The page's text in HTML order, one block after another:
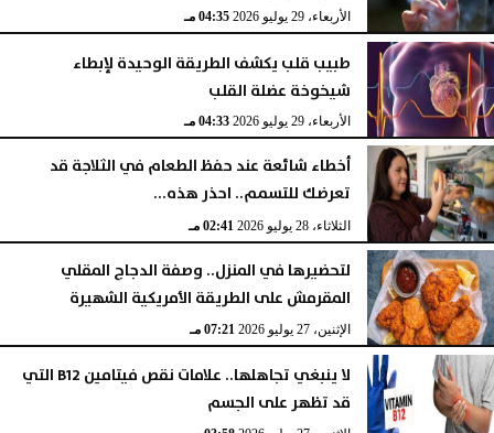
الأربعاء، 29 يوليو 2026 04:35 مـ
طبيب قلب يكشف الطريقة الوحيدة لإبطاء
شيخوخة عضلة القلب
الأربعاء، 29 يوليو 2026 04:33 مـ
أخطاء شائعة عند حفظ الطعام في الثلاجة قد
تعرضك للتسمم.. احذر هذه...
الثلاثاء، 28 يوليو 2026 02:41 مـ
لتحضيرها في المنزل.. وصفة الدجاج المقلي
المقرمش على الطريقة الأمريكية الشهيرة
الإثنين، 27 يوليو 2026 07:21 مـ
لا ينبغي تجاهلها.. علامات نقص فيتامين B12 التي
قد تظهر على الجسم